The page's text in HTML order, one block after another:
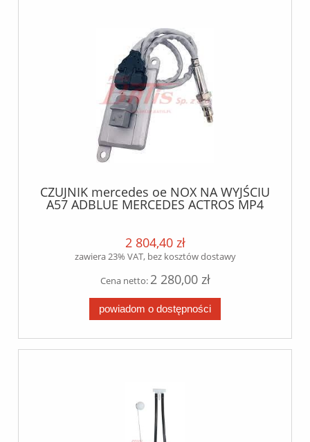
CZUJNIK mercedes oe NOX NA WYJŚCIU
A57 ADBLUE MERCEDES ACTROS MP4
2 804,40 zł
zawiera 23% VAT, bez kosztów dostawy
Cena netto: 2 280,00 zł
powiadom o dostępności